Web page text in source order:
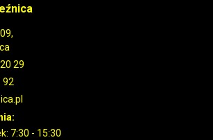
29
92
7:30 - 15:30